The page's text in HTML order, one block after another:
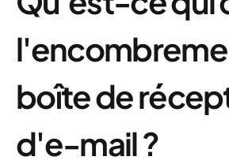
boîte de
d'e-mail ?